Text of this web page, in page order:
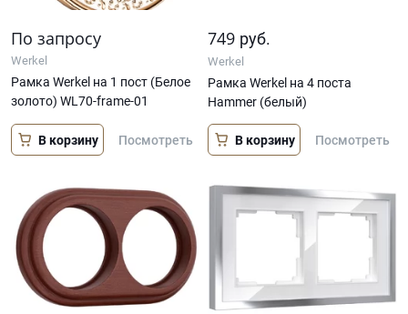
По запросу
Werkel
Рамка Werkel на 1 пост (Белое
золото) WL70-frame-01
В корзину Посмотреть
749 руб.
Werkel
Рамка Werkel на 4 поста
Hammer (белый)
В корзину Посмотреть